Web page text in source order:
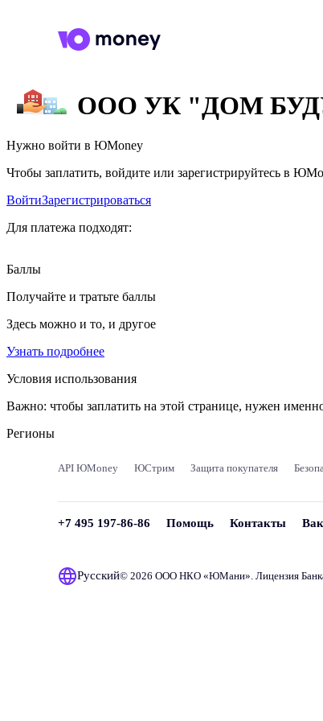
ООО УК "ДОМ
Нужно войти в ЮMoney
Чтобы заплатить, войдите или зарегистрируйтесь в
ВойтиЗарегистрироваться
Для платежа подходят:
Баллы
Получайте и тратьте баллы
Здесь можно и то, и другое
Узнать подробнее
Условия использования
Важно: чтобы заплатить на этой странице, нужен
Регионы
API ЮMoney ЮСтрим Защита покупателя
+7 495 197-86-86 Помощь Контакты
Русский© 2026 ООО НКО «ЮМани». Лицензия